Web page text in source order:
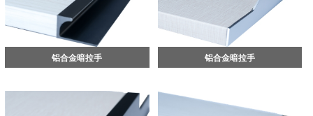
铝合金暗拉手 铝合金暗拉手